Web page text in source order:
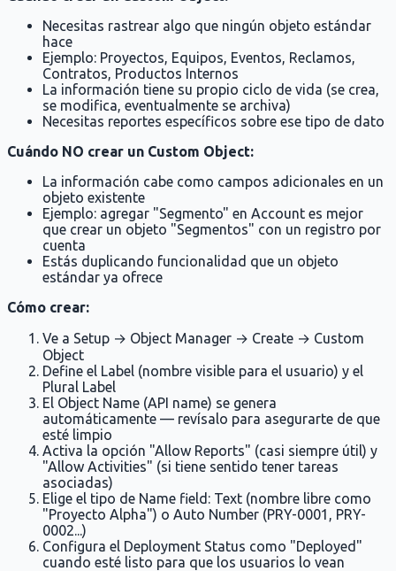
Necesitas rastrear algo que ningún objeto estándar
hace
Ejemplo: Proyectos, Equipos, Eventos, Reclamos,
Contratos, Productos Internos
La información tiene su propio ciclo de vida (se crea,
se modifica, eventualmente se archiva)
Necesitas reportes específicos sobre ese tipo de dato
Cuándo NO crear un Custom Object:
La información cabe como campos adicionales en un
objeto existente
Ejemplo: agregar "Segmento" en Account es mejor
que crear un objeto "Segmentos" con un registro por
cuenta
Estás duplicando funcionalidad que un objeto
estándar ya ofrece
Cómo crear:
Ve a Setup → Object Manager → Create → Custom
Object
Define el Label (nombre visible para el usuario) y el
Plural Label
El Object Name (API name) se genera
automáticamente — revísalo para asegurarte de que
esté limpio
Activa la opción "Allow Reports" (casi siempre útil) y
"Allow Activities" (si tiene sentido tener tareas
asociadas)
Elige el tipo de Name field: Text (nombre libre como
"Proyecto Alpha") o Auto Number (PRY-0001, PRY-
0002...)
Configura el Deployment Status como "Deployed"
cuando esté listo para que los usuarios lo vean